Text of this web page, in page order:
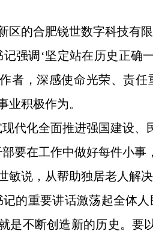
区的合肥锐世数字科技有
记强调‘坚定站在历史正确
者，深感使命光荣、责
业积极作为。
代化全面推进强国建设、
部要在工作中做好每件小
敏说，从帮助独居老人解
记的重要讲话激荡起全体
是不断创造新的历史。要